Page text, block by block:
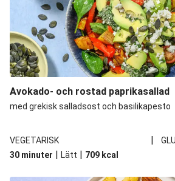
Avokado- och rostad paprikasallad
med grekisk salladsost och basilikapesto
VEGETARISK |
30 minuter | Lätt | 709 kcal